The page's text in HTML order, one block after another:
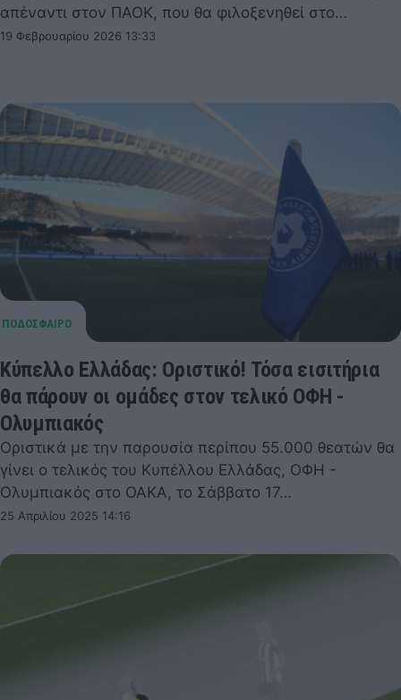
απέναντι στον ΠΑΟΚ, που θα φιλοξενηθεί στο…
19 Φεβρουαρίου 2026 13:33
Κύπελλο Ελλάδας: Οριστικό! Τόσα εισιτήρια
θα πάρουν οι ομάδες στον τελικό ΟΦΗ -
Ολυμπιακός
Οριστικά με την παρουσία περίπου 55.000 θεατών θα
γίνει ο τελικός του Κυπέλλου Ελλάδας, ΟΦΗ -
Ολυμπιακός στο ΟΑΚΑ, το Σάββατο 17…
25 Απριλίου 2025 14:16